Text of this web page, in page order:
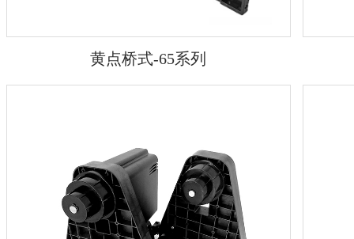
黄点桥式-65系列